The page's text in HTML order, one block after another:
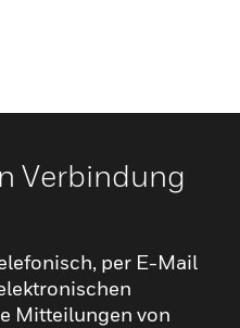
Verbindung
per E-Mail
Mitteilungen von